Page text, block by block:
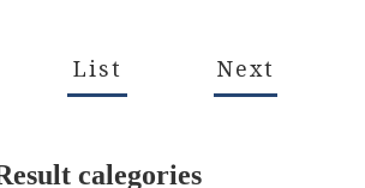
Next
List
calegories